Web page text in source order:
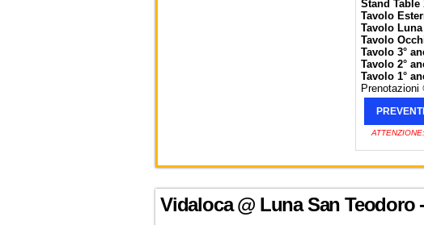
Stand Table
Tavolo
Tavolo
Tavolo
Tavolo 3°
Tavolo 2°
Tavolo 1°
Vidaloca @ Luna San Teodoro